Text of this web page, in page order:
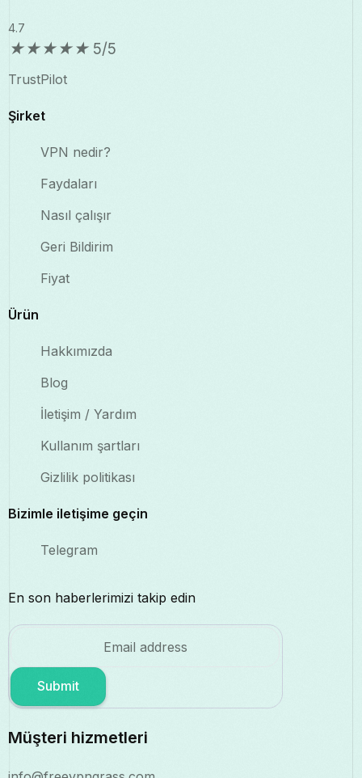
4.7
★★★★★ 5/5
TrustPilot
Şirket
VPN nedir?
Faydaları
Nasıl çalışır
Geri Bildirim
Fiyat
Ürün
Hakkımızda
Blog
İletişim / Yardım
Kullanım şartları
Gizlilik politikası
Bizimle iletişime geçin
Telegram
En son haberlerimizi takip edin
Submit
Müşteri hizmetleri